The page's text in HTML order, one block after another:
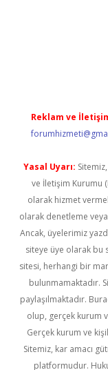
Reklam ve
Yasal Uyarı:
ve İletişim Kurumu
olarak hizmet
olarak denetleme
Ancak, üyelerimiz
siteye üye olarak bu
sitesi, herhangi bir
bulunmamaktadır.
paylaşılmaktadır.
olup, gerçek kurum
Gerçek kurum ve
Sitemiz, kar amacı
platformudur.